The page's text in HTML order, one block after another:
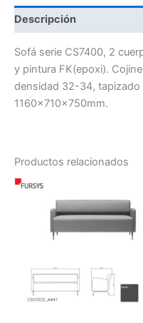
Descripción
Sofá serie CS7400, 2
y pintura FK(epoxi).
densidad 32-34, tapizado
1160x710x750mm.
Productos relacionados
original
era:
$1.074.641.
actual
es: